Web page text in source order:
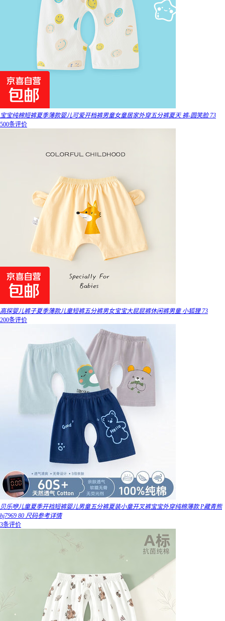
宝宝纯棉短裤夏季薄款婴儿可爱开档裤男童女童居家外穿五分裤夏天 裤-圆笑脸 73
500条评价
高探婴儿裤子夏季薄款儿童短裤五分裤男女宝宝大屁屁裤休闲裤男童 小狐狸 73
200条评价
贝乐咿儿童夏季开裆短裤婴儿男童五分裤夏装小童开叉裤宝宝外穿纯棉薄款 P藏青熊
hj7969 80 尺码参考详情
3条评价